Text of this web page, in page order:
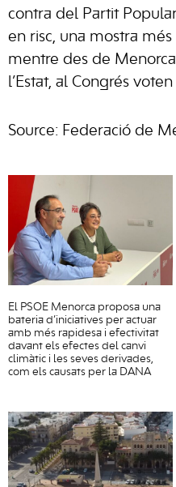
contra del Partit
en risc, una mostra
mentre des de
l’Estat, al Congrés
Source: Federació de
El PSOE Menorca proposa una
bateria d’iniciatives per actuar
amb més rapidesa i efectivitat
davant els efectes del canvi
climàtic i les seves derivades,
com els causats per la DANA